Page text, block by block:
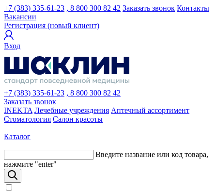
+7 (383) 335-61-23 , 8 800 300 82 42 Заказать звонок Контакты
Вакансии
Регистрация (новый клиент)
Вход
+7 (383) 335-61-23 , 8 800 300 82 42
Заказать звонок
INEKTA Лечебные учреждения Аптечный ассортимент
Стоматология Салон красоты
Каталог
Введите название или код товара,
нажмите "enter"